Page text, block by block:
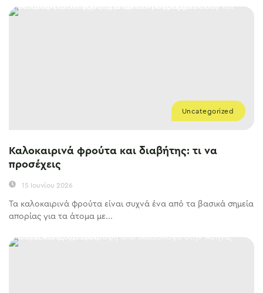
Uncategorized
Καλοκαιρινά φρούτα και διαβήτης: τι να
προσέχεις
15 Ιουνίου 2026
Τα καλοκαιρινά φρούτα είναι συχνά ένα από τα βασικά σημεία
απορίας για τα άτομα με...